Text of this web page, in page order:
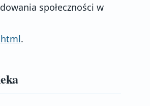
społeczności w
.